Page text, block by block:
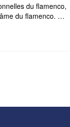
du flamenco,
du flamenco. …